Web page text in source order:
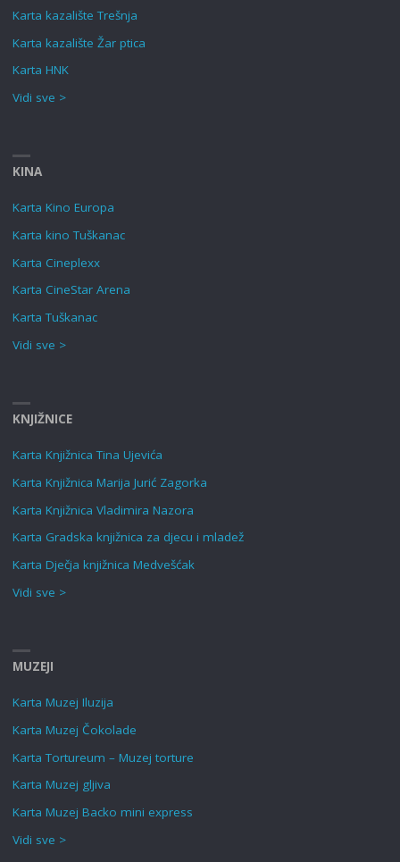
Karta kazalište Trešnja
Karta kazalište Žar ptica
Karta HNK
Vidi sve >
KINA
Karta Kino Europa
Karta kino Tuškanac
Karta Cineplexx
Karta CineStar Arena
Karta Tuškanac
Vidi sve >
KNJIŽNICE
Karta Knjižnica Tina Ujevića
Karta Knjižnica Marija Jurić Zagorka
Karta Knjižnica Vladimira Nazora
Karta Gradska knjižnica za djecu i mladež
Karta Dječja knjižnica Medvešćak
Vidi sve >
MUZEJI
Karta Muzej Iluzija
Karta Muzej Čokolade
Karta Tortureum – Muzej torture
Karta Muzej gljiva
Karta Muzej Backo mini express
Vidi sve >